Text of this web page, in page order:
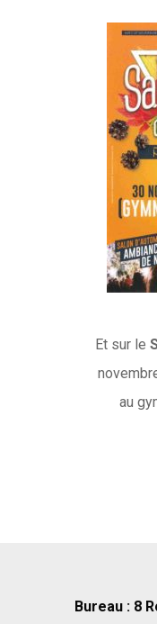
Et sur le
au
Bureau : 8